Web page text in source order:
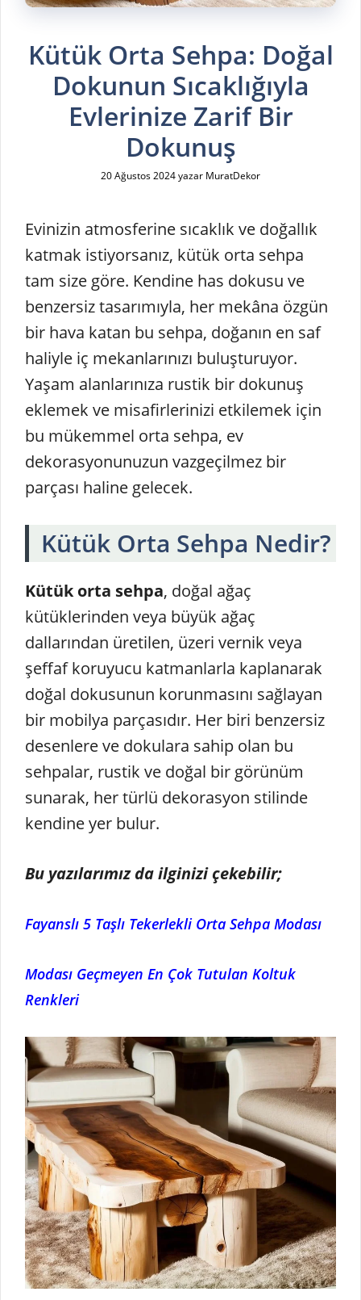
Kütük Orta Sehpa: Doğal
Dokunun Sıcaklığıyla
Evlerinize Zarif Bir
Dokunuş
20 Ağustos 2024yazar MuratDekor
Evinizin atmosferine sıcaklık ve doğallık
katmak istiyorsanız, kütük orta sehpa
tam size göre. Kendine has dokusu ve
benzersiz tasarımıyla, her mekâna özgün
bir hava katan bu sehpa, doğanın en saf
haliyle iç mekanlarınızı buluşturuyor.
Yaşam alanlarınıza rustik bir dokunuş
eklemek ve misafirlerinizi etkilemek için
bu mükemmel orta sehpa, ev
dekorasyonunuzun vazgeçilmez bir
parçası haline gelecek.
Kütük Orta Sehpa Nedir?
Kütük orta sehpa, doğal ağaç
kütüklerinden veya büyük ağaç
dallarından üretilen, üzeri vernik veya
şeffaf koruyucu katmanlarla kaplanarak
doğal dokusunun korunmasını sağlayan
bir mobilya parçasıdır. Her biri benzersiz
desenlere ve dokulara sahip olan bu
sehpalar, rustik ve doğal bir görünüm
sunarak, her türlü dekorasyon stilinde
kendine yer bulur.
Bu yazılarımız da ilginizi çekebilir;
Fayanslı 5 Taşlı Tekerlekli Orta Sehpa Modası
Modası Geçmeyen En Çok Tutulan Koltuk
Renkleri